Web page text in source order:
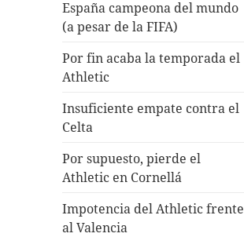
España campeona del mundo
(a pesar de la FIFA)
Por fin acaba la temporada el
Athletic
Insuficiente empate contra el
Celta
Por supuesto, pierde el
Athletic en Cornellá
Impotencia del Athletic frente
al Valencia